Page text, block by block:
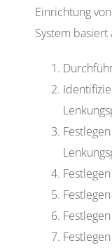
Einrichtung
System basiert